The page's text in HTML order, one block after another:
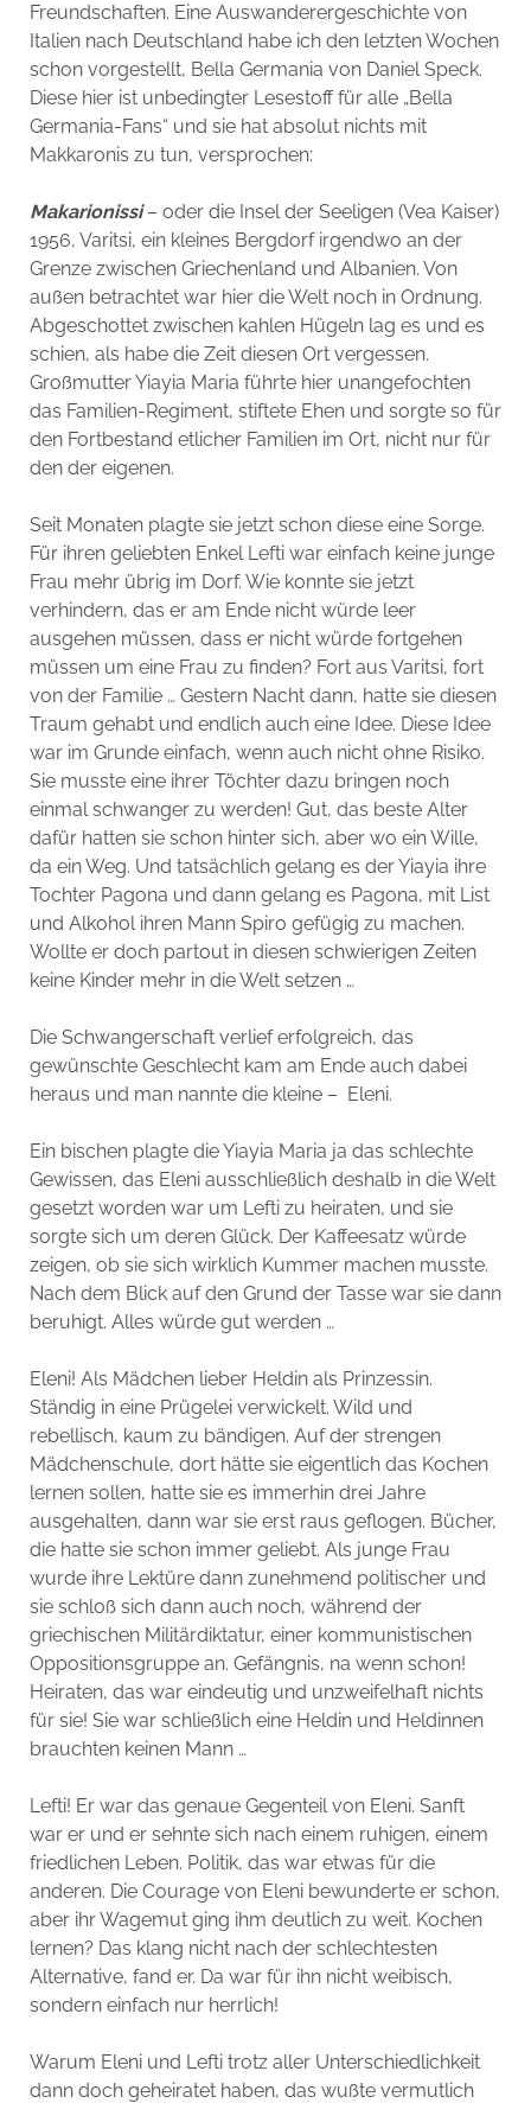
Freundschaften. Eine Auswanderergeschichte von
Italien nach Deutschland habe ich den letzten Wochen
schon vorgestellt, Bella Germania von Daniel Speck.
Diese hier ist unbedingter Lesestoff für alle „Bella
Germania-Fans“ und sie hat absolut nichts mit
Makkaronis zu tun, versprochen:
Makarionissi– oder die Insel der Seeligen (Vea Kaiser)
1956, Varitsi, ein kleines Bergdorf irgendwo an der
Grenze zwischen Griechenland und Albanien. Von
außen betrachtet war hier die Welt noch in Ordnung.
Abgeschottet zwischen kahlen Hügeln lag es und es
schien, als habe die Zeit diesen Ort vergessen.
Großmutter Yiayia Maria führte hier unangefochten
das Familien-Regiment, stiftete Ehen und sorgte so für
den Fortbestand etlicher Familien im Ort, nicht nur für
den der eigenen.
Seit Monaten plagte sie jetzt schon diese eine Sorge.
Für ihren geliebten Enkel Lefti war einfach keine junge
Frau mehr übrig im Dorf. Wie konnte sie jetzt
verhindern, das er am Ende nicht würde leer
ausgehen müssen, dass er nicht würde fortgehen
müssen um eine Frau zu finden? Fort aus Varitsi, fort
von der Familie … Gestern Nacht dann, hatte sie diesen
Traum gehabt und endlich auch eine Idee. Diese Idee
war im Grunde einfach, wenn auch nicht ohne Risiko.
Sie musste eine ihrer Töchter dazu bringen noch
einmal schwanger zu werden! Gut, das beste Alter
dafür hatten sie schon hinter sich, aber wo ein Wille,
da ein Weg. Und tatsächlich gelang es der Yiayia ihre
Tochter Pagona und dann gelang es Pagona, mit List
und Alkohol ihren Mann Spiro gefügig zu machen.
Wollte er doch partout in diesen schwierigen Zeiten
keine Kinder mehr in die Welt setzen …
Die Schwangerschaft verlief erfolgreich, das
gewünschte Geschlecht kam am Ende auch dabei
heraus und man nannte die kleine – Eleni.
Ein bischen plagte die Yiayia Maria ja das schlechte
Gewissen, das Eleni ausschließlich deshalb in die Welt
gesetzt worden war um Lefti zu heiraten, und sie
sorgte sich um deren Glück. Der Kaffeesatz würde
zeigen, ob sie sich wirklich Kummer machen musste.
Nach dem Blick auf den Grund der Tasse war sie dann
beruhigt. Alles würde gut werden …
Eleni! Als Mädchen lieber Heldin als Prinzessin.
Ständig in eine Prügelei verwickelt. Wild und
rebellisch, kaum zu bändigen. Auf der strengen
Mädchenschule, dort hätte sie eigentlich das Kochen
lernen sollen, hatte sie es immerhin drei Jahre
ausgehalten, dann war sie erst raus geflogen. Bücher,
die hatte sie schon immer geliebt. Als junge Frau
wurde ihre Lektüre dann zunehmend politischer und
sie schloß sich dann auch noch, während der
griechischen Militärdiktatur, einer kommunistischen
Oppositionsgruppe an. Gefängnis, na wenn schon!
Heiraten, das war eindeutig und unzweifelhaft nichts
für sie! Sie war schließlich eine Heldin und Heldinnen
brauchten keinen Mann …
Lefti! Er war das genaue Gegenteil von Eleni. Sanft
war er und er sehnte sich nach einem ruhigen, einem
friedlichen Leben. Politik, das war etwas für die
anderen. Die Courage von Eleni bewunderte er schon,
aber ihr Wagemut ging ihm deutlich zu weit. Kochen
lernen? Das klang nicht nach der schlechtesten
Alternative, fand er. Da war für ihn nicht weibisch,
sondern einfach nur herrlich!
Warum Eleni und Lefti trotz aller Unterschiedlichkeit
dann doch geheiratet haben, das wußte vermutlich